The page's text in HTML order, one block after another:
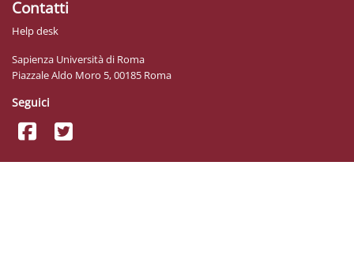
Contatti
Help desk
Sapienza Università di Roma
Piazzale Aldo Moro 5, 00185 Roma
Seguici